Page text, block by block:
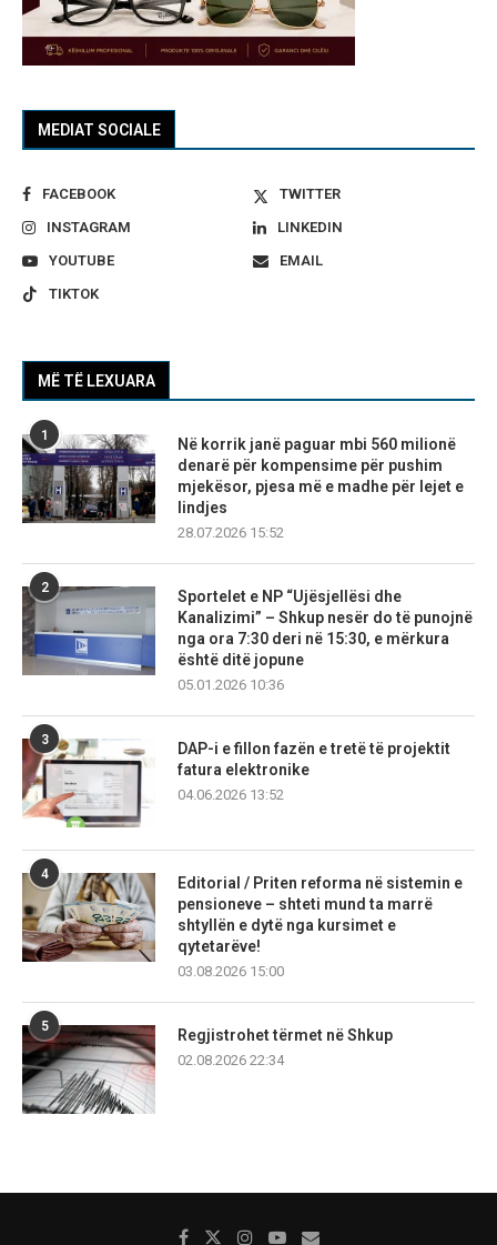
MEDIAT SOCIALE
FACEBOOK
TWITTER
INSTAGRAM
LINKEDIN
YOUTUBE
EMAIL
TIKTOK
MË TË LEXUARA
1
Në korrik janë paguar mbi 560 milionë
denarë për kompensime për pushim
mjekësor, pjesa më e madhe për lejet e
lindjes
28.07.2026 15:52
2
Sportelet e NP “Ujësjellësi dhe
Kanalizimi” – Shkup nesër do të punojnë
nga ora 7:30 deri në 15:30, e mërkura
është ditë jopune
05.01.2026 10:36
3
DAP-i e fillon fazën e tretë të projektit
fatura elektronike
04.06.2026 13:52
4
Editorial / Priten reforma në sistemin e
pensioneve – shteti mund ta marrë
shtyllën e dytë nga kursimet e
qytetarëve!
03.08.2026 15:00
5
Regjistrohet tërmet në Shkup
02.08.2026 22:34